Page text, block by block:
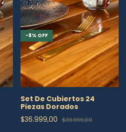
-8% OFF
Set De Cubiertos 24
Piezas Dorados
$36.999,00 $39.999,00